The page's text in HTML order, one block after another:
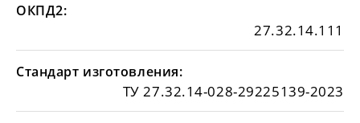
ОКПД2:
27.32.14.111
Стандарт изготовления:
ТУ 27.32.14-028-29225139-2023